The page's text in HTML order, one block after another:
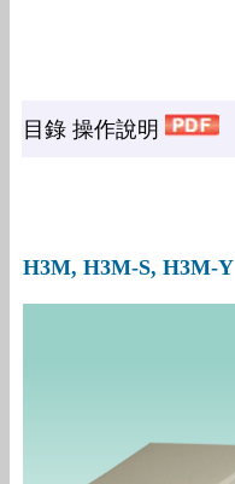
目錄 操作說明
H3M, H3M-S, H3M-Y